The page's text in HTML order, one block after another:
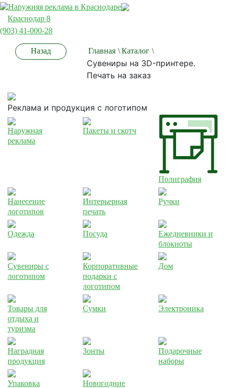
Краснодар 8
(903) 41-000-28
Назад Главная \Каталог \
Сувениры на 3D-принтере.
Печать на заказ
Реклама и продукция с логотипом
Наружная
реклама
Пакеты и скотч
Полиграфия
Нанесение
логотипов
Интерьерная
печать
Ручки
Одежда Посуда
Ежедневники и
блокноты
Сувениры с
логотипом
Корпоративные
подарки с
логотипом
Дом
Товары для
отдыха и
туризма
Сумки Электроника
Наградная
продукция
Зонты
Подарочные
наборы
Упаковка
Новогодние